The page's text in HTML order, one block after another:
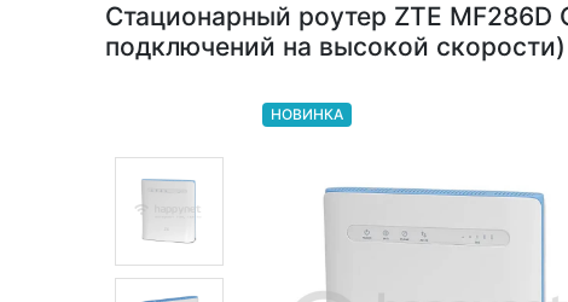
Стационарный роутер ZTE MF286D
подключений на высокой скорости)
НОВИНКА